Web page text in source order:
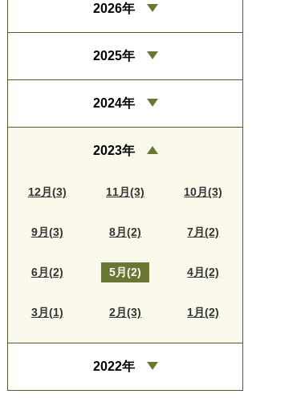
2026年
2025年
2024年
2023年
12月(3) 11月(3) 10月(3)
9月(3) 8月(2) 7月(2)
6月(2) 5月(2) 4月(2)
3月(1) 2月(3) 1月(2)
2022年